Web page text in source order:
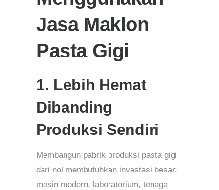
Jasa Maklon
Pasta Gigi
1. Lebih Hemat
Dibanding
Produksi Sendiri
Membangun pabrik produksi pasta gigi
dari nol membutuhkan investasi besar:
mesin modern, laboratorium, tenaga